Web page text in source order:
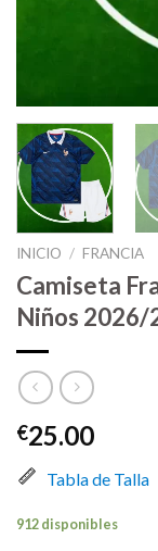
INICIO / FRANCIA
Camiseta
Niños 2026/
€25.00
Tabla de Talla
912 disponibles